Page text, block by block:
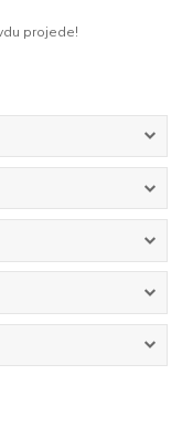
projede!